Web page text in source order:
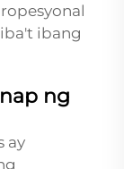
ibang
ng
ay